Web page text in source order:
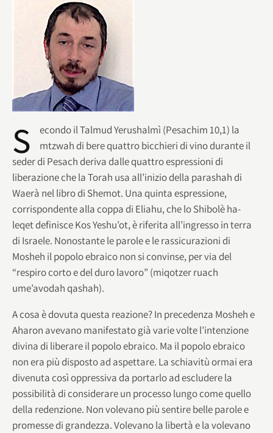
S
econdo il Talmud Yerushalmì (Pesachim 10,1) la
mtzwah di bere quattro bicchieri di vino durante il
seder di Pesach deriva dalle quattro espressioni di
liberazione che la Torah usa all’inizio della parashah di
Waerà nel libro di Shemot. Una quinta espressione,
corrispondente alla coppa di Eliahu, che lo Shibolè ha-
leqet definisce Kos Yeshu’ot, è riferita all’ingresso in terra
di Israele. Nonostante le parole e le rassicurazioni di
Mosheh il popolo ebraico non si convinse, per via del
“respiro corto e del duro lavoro” (miqotzer ruach
ume’avodah qashah).
A cosa è dovuta questa reazione? In precedenza Mosheh e
Aharon avevano manifestato già varie volte l’intenzione
divina di liberare il popolo ebraico. Ma il popolo ebraico
non era più disposto ad aspettare. La schiavitù ormai era
divenuta così oppressiva da portarlo ad escludere la
possibilità di considerare un processo lungo come quello
della redenzione. Non volevano più sentire belle parole e
promesse di grandezza. Volevano la libertà e la volevano